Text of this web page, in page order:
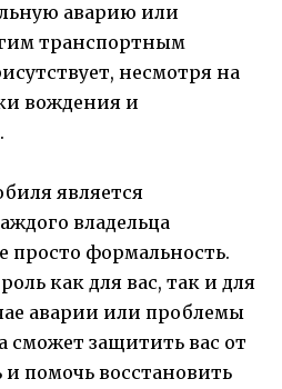
аварию или
транспортным
несмотря на
вождения и
является
владельца
просто формальность.
как для вас, так и для
аварии или проблемы
сможет защитить вас от
помочь восстановить